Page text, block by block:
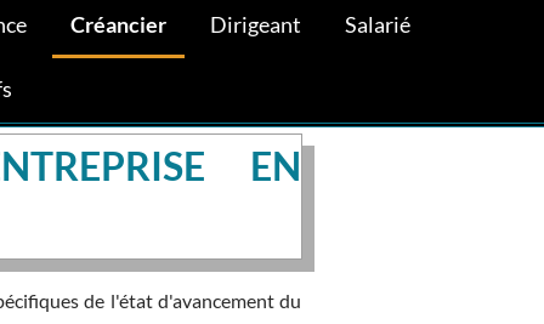
Créancier Dirigeant Salarié
EN
de l'état d'avancement du